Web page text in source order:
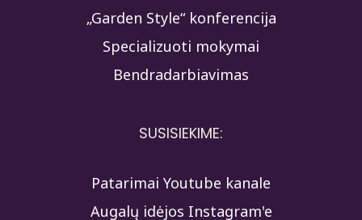
„Garden Style“ konferencija
Specializuoti mokymai
Bendradarbiavimas
SUSISIEKIME:
Patarimai Youtube kanale
Augalų idėjos Instagram'e